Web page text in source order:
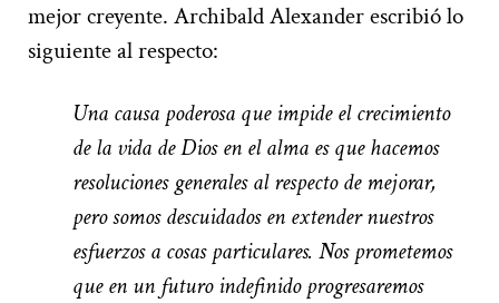
mejor creyente. Archibald Alexander escribió lo
siguiente al respecto:
Una causa poderosa que impide el crecimiento
de la vida de Dios en el alma es que hacemos
resoluciones generales al respecto de mejorar,
pero somos descuidados en extender nuestros
esfuerzos a cosas particulares. Nos prometemos
que en un futuro indefinido progresaremos